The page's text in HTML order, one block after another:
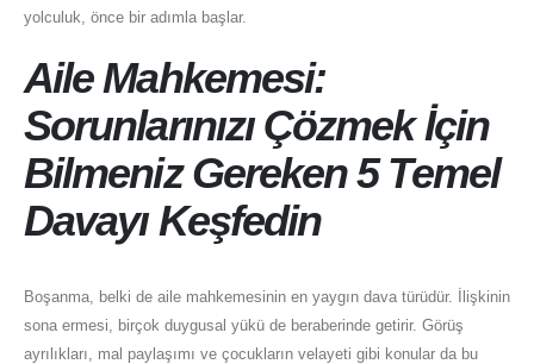
yolculuk, önce bir adımla başlar.
Aile Mahkemesi:
Sorunlarınızı Çözmek İçin
Bilmeniz Gereken 5 Temel
Davayı Keşfedin
Boşanma, belki de aile mahkemesinin en yaygın dava türüdür. İlişkinin
sona ermesi, birçok duygusal yükü de beraberinde getirir. Görüş
ayrılıkları, mal paylaşımı ve çocukların velayeti gibi konular da bu